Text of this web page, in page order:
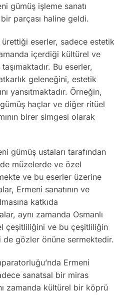
gümüş işleme sanatı
bir parçası haline geldi.
ürettiği eserler, sadece estetik
içerdiği kültürel ve
Bu eserler,
geleneğini, estetik
yansıtmaktadır. Örneğin,
haçlar ve diğer ritüel
birer simgesi olarak
gümüş ustaları tarafından
müzelerde ve özel
ve bu eserler üzerine
Ermeni sanatının ve
katkıda
aynı zamanda Osmanlı
çeşitliliğini ve bu çeşitliliğin
gözler önüne sermektedir.
Ermeni
sanatsal bir miras
zamanda kültürel bir köprü